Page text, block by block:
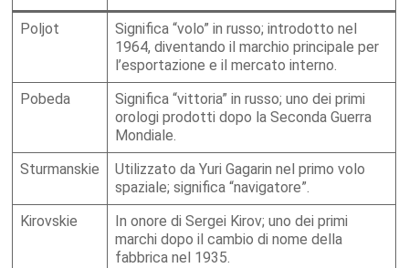
Poljot
Significa “volo” in russo; introdotto nel
1964, diventando il marchio principale per
l’esportazione e il mercato interno.
Pobeda
Significa “vittoria” in russo; uno dei primi
orologi prodotti dopo la Seconda Guerra
Mondiale.
Sturmanskie
Utilizzato da Yuri Gagarin nel primo volo
spaziale; significa “navigatore”.
Kirovskie
In onore di Sergei Kirov; uno dei primi
marchi dopo il cambio di nome della
fabbrica nel 1935.